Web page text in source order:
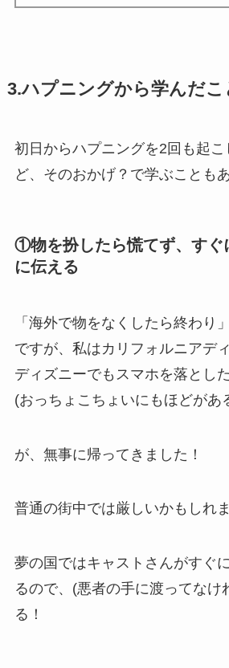
3.ハプニングから学んだこ
初日からハプニングを2回も起
ど、そのおかげ？で学ぶことも
①物を扮したら慌てず、すぐ
に伝える
「海外で物をなくしたら終わり
ですが、私はカリフォルニアデ
ディズニーでもスマホを落とし
(おっちょこちょいにもほどがあ
が、無事に帰ってきました！
普通の街中では厳しいかもしれ
夢の国ではキャストさんがすぐ
るので、(悪者の手に渡ってなけ
る！